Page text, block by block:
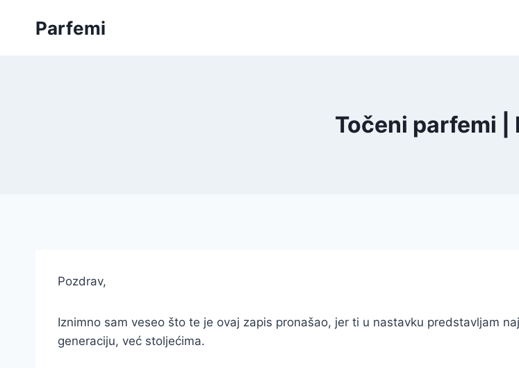
Parfemi
Točeni parfemi |
Pozdrav,
Iznimno sam veseo što te je ovaj zapis pronašao, jer ti u nastavku predstavljam
generaciju, već stoljećima.